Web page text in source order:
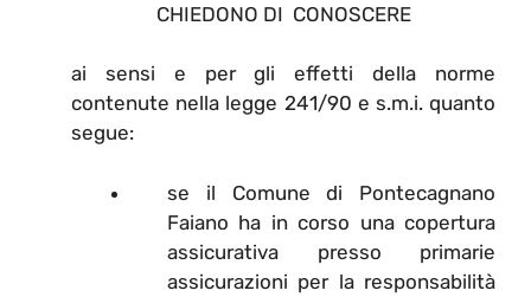
CHIEDONO DI CONOSCERE
ai sensi e per gli effetti della norme
contenute nella legge 241/90 e s.m.i. quanto
segue:
se il Comune di Pontecagnano
Faiano ha in corso una copertura
assicurativa presso primarie
assicurazioni per la responsabilità